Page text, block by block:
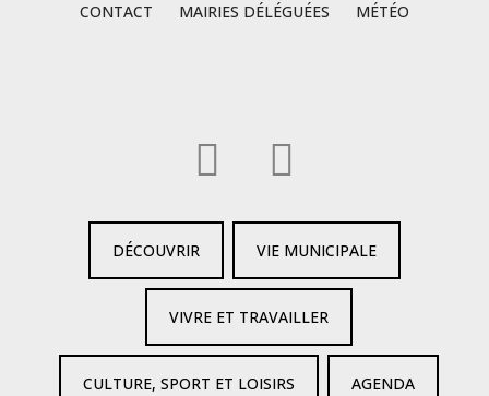
CONTACT MAIRIES DÉLÉGUÉES MÉTÉO
DÉCOUVRIR VIE MUNICIPALE
VIVRE ET TRAVAILLER
CULTURE, SPORT ET LOISIRS AGENDA